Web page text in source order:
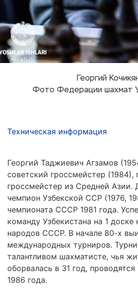
Георгий
Фото Федерации шахмат
Техническая информация
Георгий Таджиевич Агзамов
советский гроссмейстер
гроссмейстер из Средней Азии.
чемпион Узбекской ССР (1976,
чемпионата СССР 1981 года.
команду Узбекистана на 1 доске
народов СССР. В начале 80-х
международных турниров.
талантливом шахматисте, чья
оборвалась в 31 год, проводятся
1986 года.